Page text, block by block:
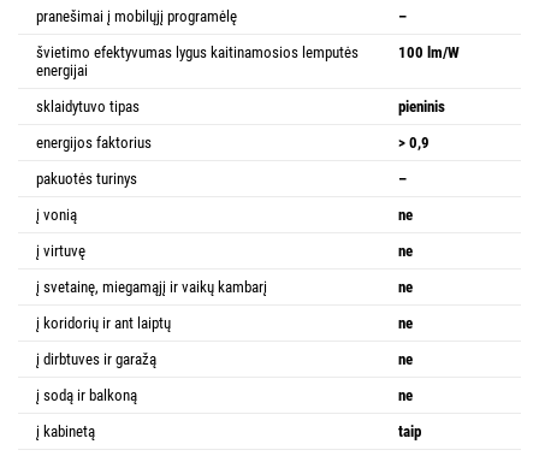
pranešimai į mobilųjį programėlę
–
švietimo efektyvumas lygus kaitinamosios lemputės
energijai
100 lm/W
sklaidytuvo tipas
pieninis
energijos faktorius
> 0,9
pakuotės turinys
–
į vonią
ne
į virtuvę
ne
į svetainę, miegamąjį ir vaikų kambarį
ne
į koridorių ir ant laiptų
ne
į dirbtuves ir garažą
ne
į sodą ir balkoną
ne
į kabinetą
taip